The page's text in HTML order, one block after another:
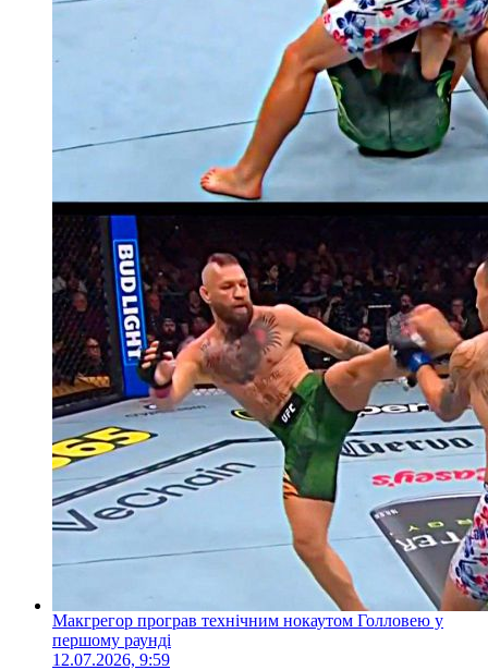
Макгрегор програв технічним нокаутом Голловею у
першому раунді
12.07.2026, 9:59